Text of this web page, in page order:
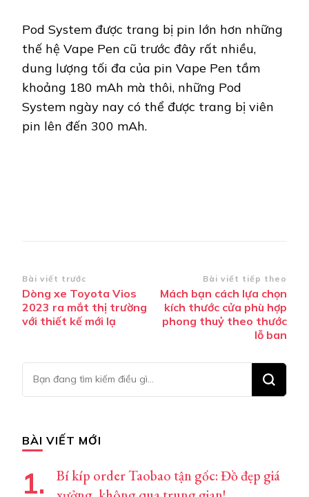
Pod System được trang bị pin lớn hơn những
thế hệ Vape Pen cũ trước đây rất nhiều,
dung lượng tối đa của pin Vape Pen tầm
khoảng 180 mAh mà thôi, những Pod
System ngày nay có thể được trang bị viên
pin lên đến 300 mAh.
Điều
hướng
bài
Bài viết trước
Dòng xe Toyota Vios
2023 ra mắt thị trường
với thiết kế mới lạ
Bài viết tiếp theo
Mách bạn cách lựa chọn
kích thước cửa phù hợp
phong thuỷ theo thước
lỗ ban
Bạn
muốn
BÀI VIẾT MỚI
Bí kíp order Taobao tận gốc: Đồ đẹp giá